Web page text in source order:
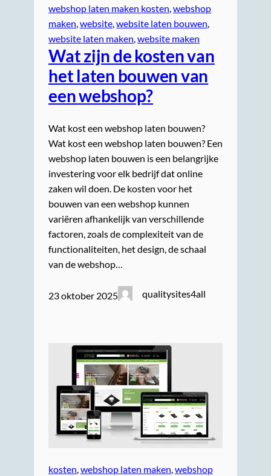
webshop laten maken kosten, webshop
maken, website, website laten bouwen
website laten maken, website maken
Wat zijn de kosten van
het laten bouwen van
een webshop?
Wat kost een webshop laten bouwen?
Wat kost een webshop laten bouwen? Een
webshop laten bouwen is een belangrijke
investering voor elk bedrijf dat online
zaken wil doen. De kosten voor het
bouwen van een webshop kunnen
variëren afhankelijk van verschillende
factoren, zoals de complexiteit van de
functionaliteiten, het design, de schaal
van de webshop…
23 oktober 2025 qualitysites4all
kosten, webshop laten maken, webshop